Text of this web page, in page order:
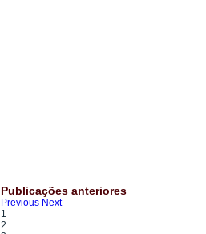
Publicações anteriores
Previous Next
1
2